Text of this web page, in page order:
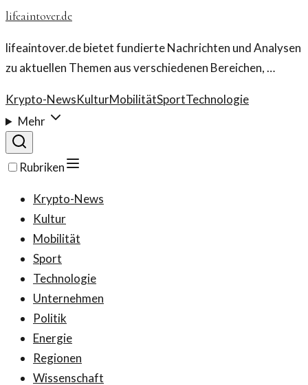
lifeaintover.de
lifeaintover.de bietet fundierte Nachrichten und Analysen
zu aktuellen Themen aus verschiedenen Bereichen, …
Krypto-NewsKulturMobilitätSportTechnologie
Mehr
Rubriken
Krypto-News
Kultur
Mobilität
Sport
Technologie
Unternehmen
Politik
Energie
Regionen
Wissenschaft